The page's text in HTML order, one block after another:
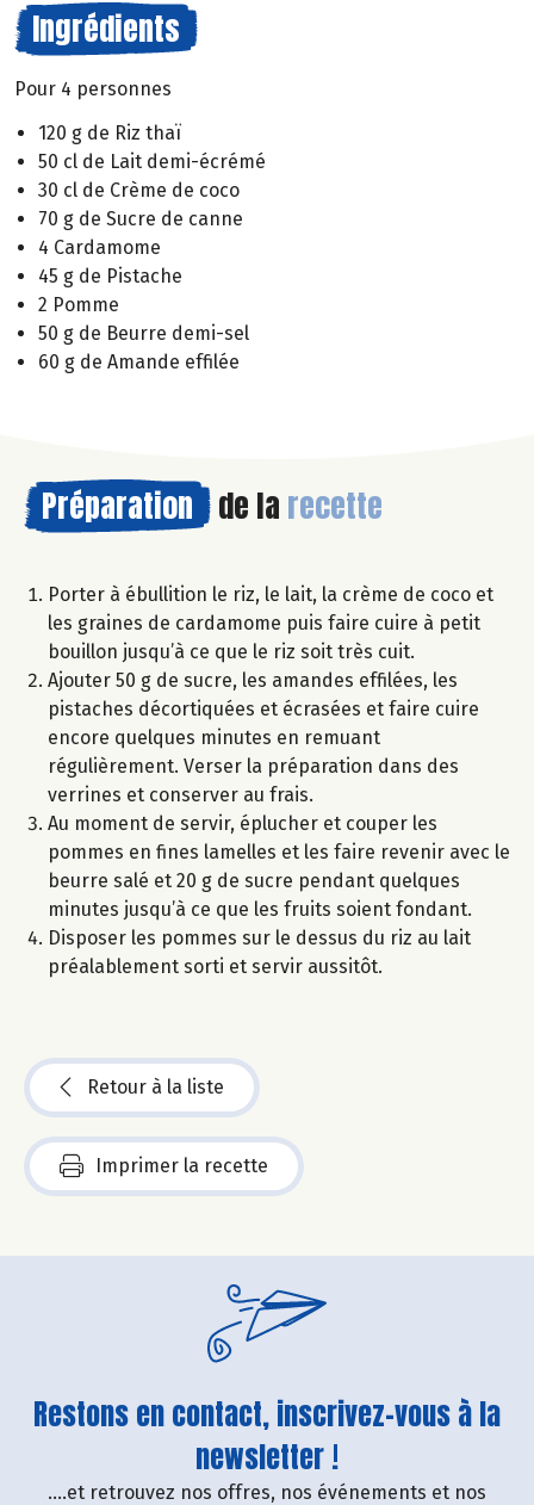
Ingrédients
Pour 4 personnes
120 g de Riz thaï
50 cl de Lait demi-écrémé
30 cl de Crème de coco
70 g de Sucre de canne
4 Cardamome
45 g de Pistache
2 Pomme
50 g de Beurre demi-sel
60 g de Amande effilée
Préparation de la recette
Porter à ébullition le riz, le lait, la crème de coco et
les graines de cardamome puis faire cuire à petit
bouillon jusqu’à ce que le riz soit très cuit.
Ajouter 50 g de sucre, les amandes effilées, les
pistaches décortiquées et écrasées et faire cuire
encore quelques minutes en remuant
régulièrement. Verser la préparation dans des
verrines et conserver au frais.
Au moment de servir, éplucher et couper les
pommes en fines lamelles et les faire revenir avec le
beurre salé et 20 g de sucre pendant quelques
minutes jusqu’à ce que les fruits soient fondant.
Disposer les pommes sur le dessus du riz au lait
préalablement sorti et servir aussitôt.
Retour à la liste
Imprimer la recette
Restons en contact, inscrivez-vous à la
newsletter !
....et retrouvez nos offres, nos événements et nos